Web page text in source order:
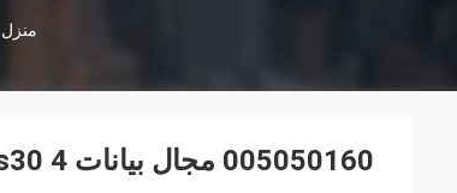
منزل
005050160 مجال بيانات DELL EMC Es30 4 تيرابايت Ssd 7.2k 6g Sas 3.5 Lff